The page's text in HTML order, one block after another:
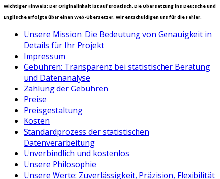
Wichtiger Hinweis: Der Originalinhalt ist auf Kroatisch. Die Übersetzung ins Deutsche und
Englische erfolgte über einen Web-Übersetzer. Wir entschuldigen uns für die Fehler.
Unsere Mission: Die Bedeutung von Genauigkeit in
Details für Ihr Projekt
Impressum
Gebühren: Transparenz bei statistischer Beratung
und Datenanalyse
Zahlung der Gebühren
Preise
Preisgestaltung
Kosten
Standardprozess der statistischen
Datenverarbeitung
Unverbindlich und kostenlos
Unsere Philosophie
Unsere Werte: Zuverlässigkeit, Präzision, Flexibilität